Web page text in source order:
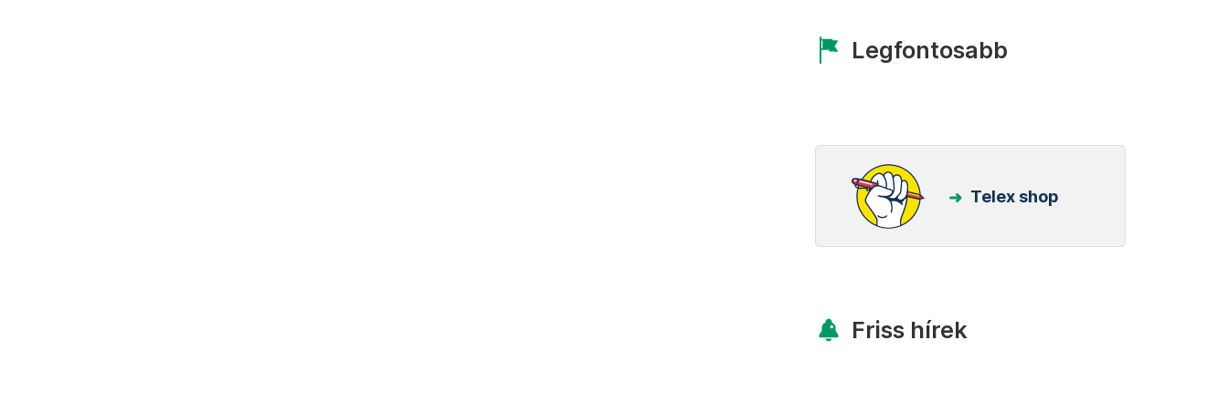
Legfontosabb
Telex shop
Friss hírek